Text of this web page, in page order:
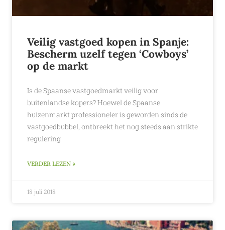
Veilig vastgoed kopen in Spanje:
Bescherm uzelf tegen ‘Cowboys’
op de markt
Is de Spaanse vastgoedmarkt veilig voor
buitenlandse kopers? Hoewel de Spaanse
huizenmarkt professioneler is geworden sinds de
vastgoedbubbel, ontbreekt het nog steeds aan strikte
regulering
VERDER LEZEN »
18 juli 2018